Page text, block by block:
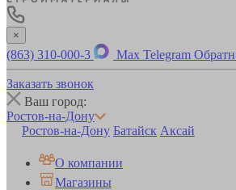
×
(863) 310-000-3 Max Telegram
Заказать звонок
Ваш город:
Ростов-на-Дону
Ростов-на-Дону Батайск Аксай
О компании
Магазины